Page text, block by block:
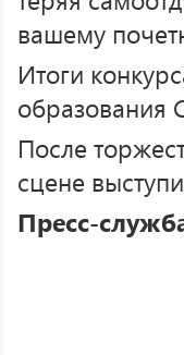
вашему
Итоги
образования
После
сцене
Пресс-